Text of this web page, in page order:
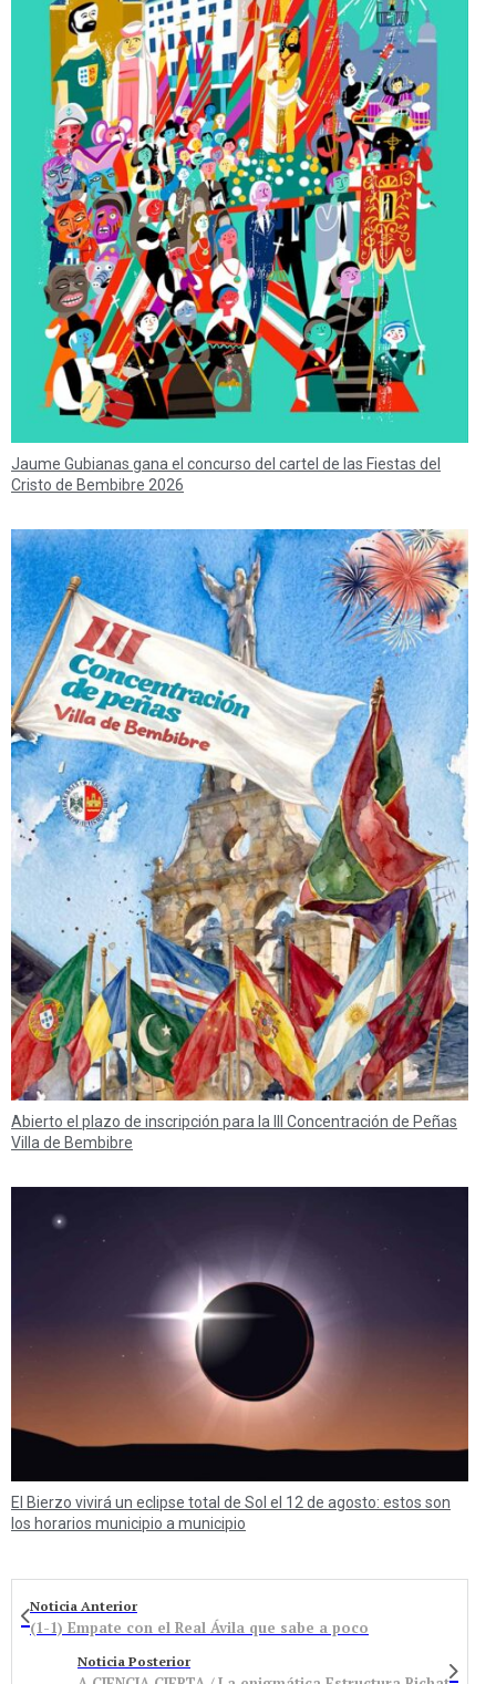
Jaume Gubianas gana el concurso del cartel de las Fiestas del
Cristo de Bembibre 2026
Abierto el plazo de inscripción para la III Concentración de Peñas
Villa de Bembibre
El Bierzo vivirá un eclipse total de Sol el 12 de agosto: estos son
los horarios municipio a municipio
Noticia Anterior
(1-1) Empate con el Real Ávila que sabe a poco
Noticia Posterior